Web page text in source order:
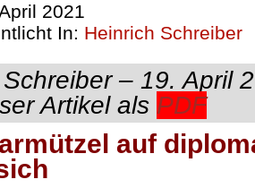
2021
In: Heinrich Schreiber
Schreiber
Artikel als PDF
auf